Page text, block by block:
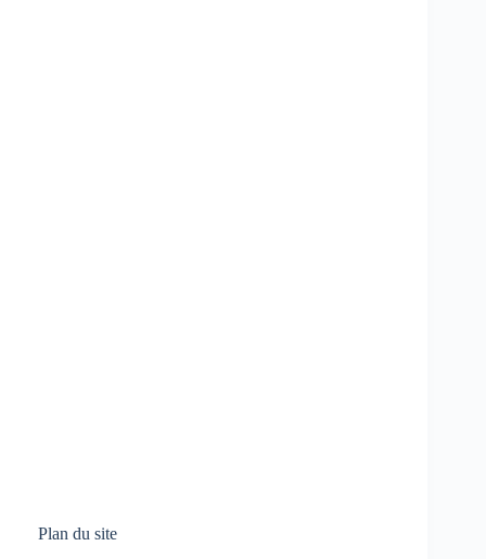
Plan du site